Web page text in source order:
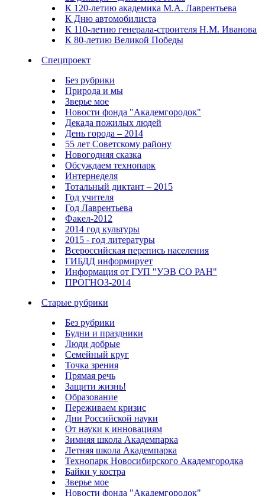
К 120-летию академика М.А. Лаврентьева
К Дню автомобилиста
К 110-летию генерала-строителя Н.М. Иванова
К 80-летию Великой Победы
Спецпроект
Без рубрики
Природа и мы
Зверье мое
Новости фонда "Академгородок"
Декада пожилых людей
День города – 2014
55 лет Советскому району
Новогодняя сказка
Обсуждаем технопарк
Интернеделя
Тотальный диктант – 2015
Год учителя
Год Лаврентьева
Факел-2012
2014 год культуры
2015 - год литературы
Всероссийская перепись населения
ГИБДД информирует
Информация от ГУП "УЭВ СО РАН"
ПРОГНОЗ-2014
Старые рубрики
Без рубрики
Будни и праздники
Люди добрые
Семейный круг
Точка зрения
Прямая речь
Защити жизнь!
Образование
Переживаем кризис
Дни Российской науки
От науки к инновациям
Зимняя школа Академпарка
Летняя школа Академпарка
Технопарк Новосибирского Академгородка
Байки у костра
Зверье мое
Новости фонда "Академгородок"